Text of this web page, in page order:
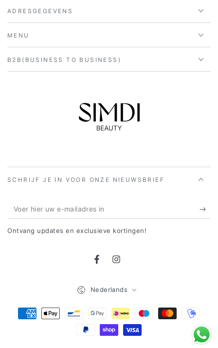
ADRESGEGEVENS
MENU
B2B(BUSINESS TO BUSINESS)
SCHRIJF JE IN VOOR ONZE NIEUWSBRIEF
Voer
hier
Ontvang updates en exclusieve kortingen!
FacebookInstagram
Nederlands
Betaalmethoden